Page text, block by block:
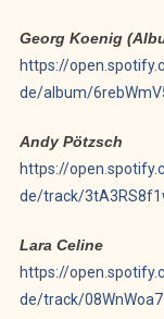
Georg Koenig
https://
de/album/
Andy Pötzsch
https://
de/track/
Lara Celine
https://
de/track/